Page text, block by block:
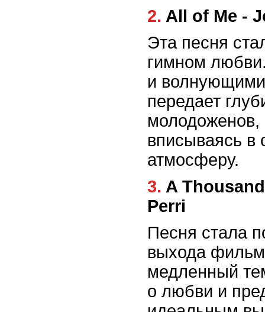
2. All of Me
Эта песня
гимном
и
передает
молодоженов,
вписываясь в
атмосферу.
3. A Thousand Years - Christina
Perri
Песня стала
выхода
медленный
о любви и